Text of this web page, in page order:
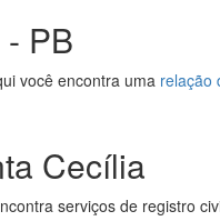
PB
você encontra uma relação
Cecília
serviços de registro